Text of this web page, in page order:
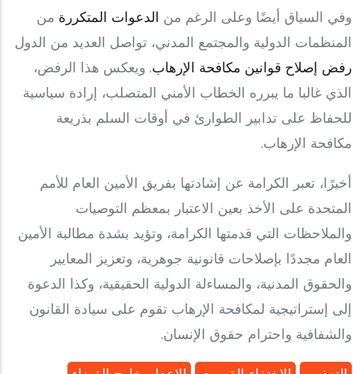
وفي السياق أيضًا وعلى الرغم من الدعوات المتكررة من
المنظمات الدولية والمجتمع المدني، تواصل العديد من الدول
رفض إصلاح قوانين مكافحة الإرهاب. ويعكس هذا الرفض،
الذي غالبا ما يبرره الخطاب الأمني المتصلب، إرادة سياسية
للحفاظ على تدابير الطوارئ في أوقات السلم بذريعة
مكافحة الإرهاب.
أخيرًا، تعبر الكرامة عن إشادتها بفريق الأمين العام للأمم
المتحدة على الأخذ بعين الاعتبار بمعظم التوصيات
والملاحظات التي قدمتها الكرامة، وتؤيد بشدة مطالبة الأمين
العام مجددًا بإصلاحات قانونية جوهرية، وتعزيز المعايير
والحقوق المدنية، والمساءلة الدولية الحقيقية، وكذا الدعوة
إلى إستراتيجية لمكافحة الإرهاب تقوم على سيادة القانون
والشفافية واحترام حقوق الإنسان.